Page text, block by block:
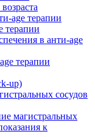
age терапии
терапии
в анти-age
терапии
up)
сосудов
магистральных
к